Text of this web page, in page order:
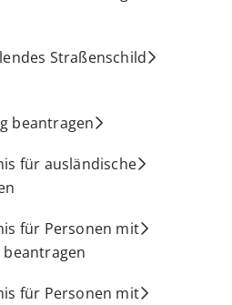
Straßenschild
beantragen
für ausländische
für Personen mit
für Personen mit